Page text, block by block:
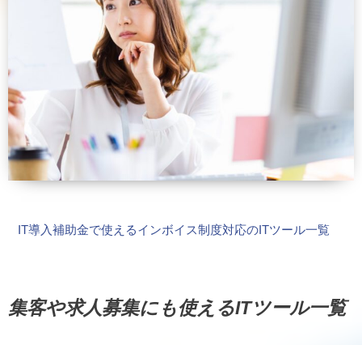
IT導入補助金で使えるインボイス制度対応のITツール一覧
集客や求人募集にも使えるITツール一覧